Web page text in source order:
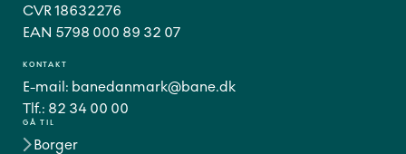
GÅ TIL
Borger
CVR 18632276
EAN 5798 000 89 32 07
KONTAKT
E-mail: banedanmark@bane.dk
Tlf.: 82 34 00 00